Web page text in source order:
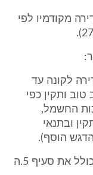
הדירה מקודמיו לפי
לקונה עד
במצב טוב ותקין כפי
החשמל,
ובתנאי
הוסף).
גם קראשי חתם על טופס ההעברה, הכולל את סעיף 5.ה